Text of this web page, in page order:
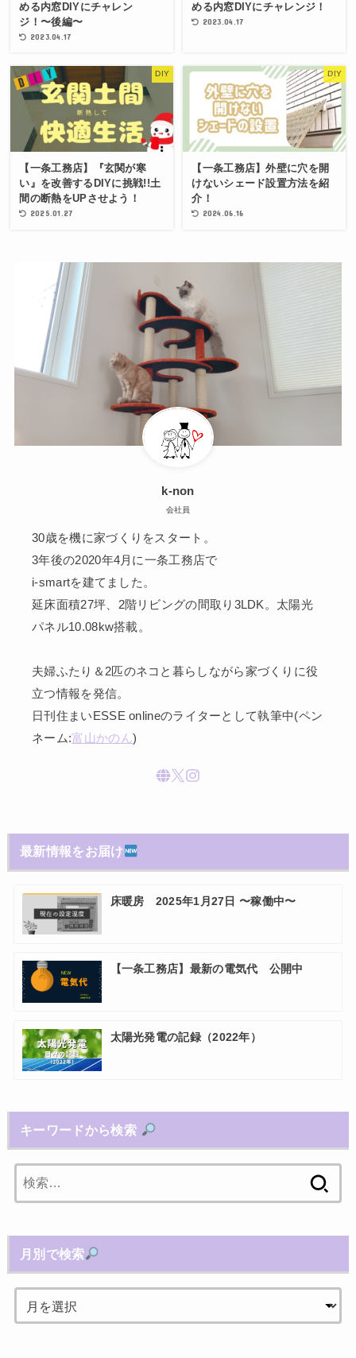
める内窓DIYにチャレン
ジ！〜後編〜
2023.04.17
める内窓DIYにチャレンジ！
2023.04.17
DIY
【一条工務店】『玄関が寒
い』を改善するDIYに挑戦!!土
間の断熱をUPさせよう！
2025.01.27
DIY
【一条工務店】外壁に穴を開
けないシェード設置方法を紹
介！
2024.06.16
k-non
会社員
30歳を機に家づくりをスタート。
3年後の2020年4月に一条工務店で
i-smartを建てました。
延床面積27坪、2階リビングの間取り3LDK。太陽光
パネル10.08kw搭載。
夫婦ふたり＆2匹のネコと暮らしながら家づくりに役
立つ情報を発信。
日刊住まいESSE onlineのライターとして執筆中(ペン
ネーム:富山かのん)
最新情報をお届け
床暖房 2025年1月27日 〜稼働中〜
【一条工務店】最新の電気代 公開中
太陽光発電の記録（2022年）
キーワードから検索
索:
月別で検索